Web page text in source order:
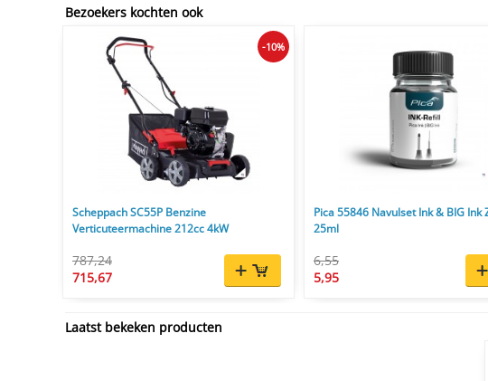
Bezoekers kochten ook
Scheppach SC55P Benzine
Verticuteermachine 212cc 4kW
787,24
715,67
-10%
Pica 55846 Navulset Ink & BIG Ink
25ml
6,55
5,95
Laatst bekeken producten